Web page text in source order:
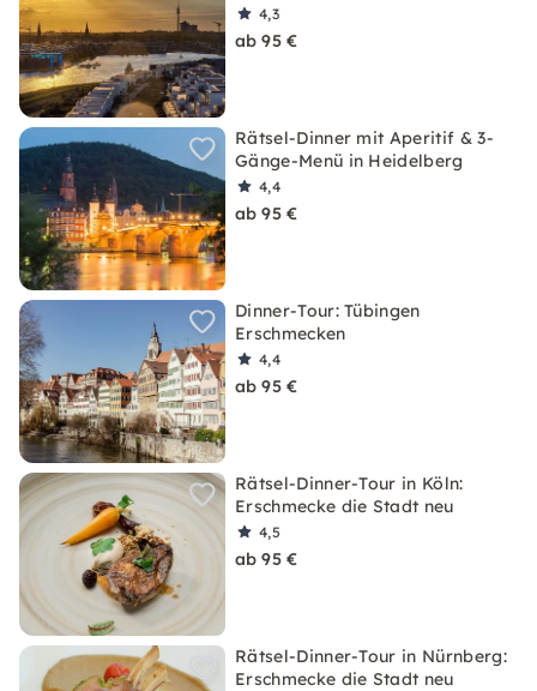
4,3
ab 95 €
Rätsel-Dinner mit Aperitif & 3-
Gänge-Menü in Heidelberg
4,4
ab 95 €
Dinner-Tour: Tübingen
Erschmecken
4,4
ab 95 €
Rätsel-Dinner-Tour in Köln:
Erschmecke die Stadt neu
4,5
ab 95 €
Rätsel-Dinner-Tour in Nürnberg:
Erschmecke die Stadt neu